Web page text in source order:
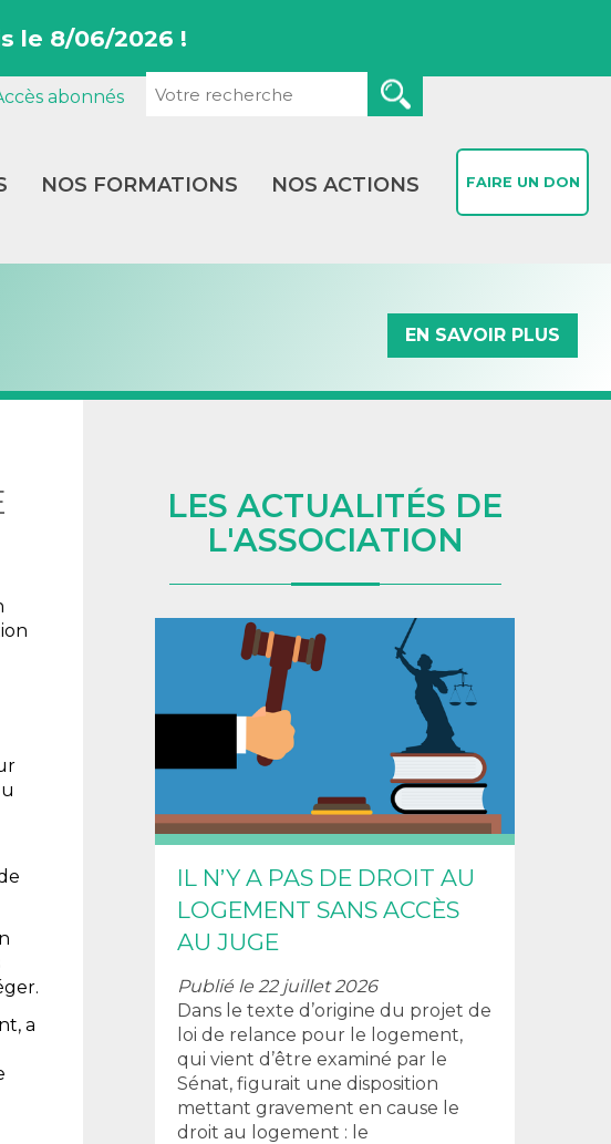
le 8/06/2026 !
abonnés
FAIRE UN DON
NOS FORMATIONS NOS ACTIONS
EN SAVOIR PLUS
a
LES ACTUALITÉS DE
L'ASSOCIATION
IL N’Y A PAS DE DROIT AU
LOGEMENT SANS ACCÈS
AU JUGE
Publié le 22 juillet 2026
Dans le texte d’origine du projet de
loi de relance pour le logement,
qui vient d’être examiné par le
Sénat, figurait une disposition
mettant gravement en cause le
droit au logement : le